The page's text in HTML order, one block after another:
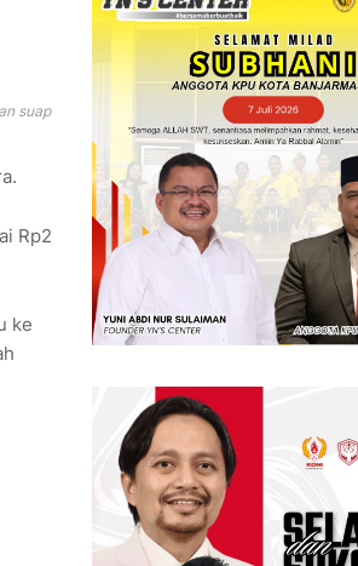
suap
Rp2
ke